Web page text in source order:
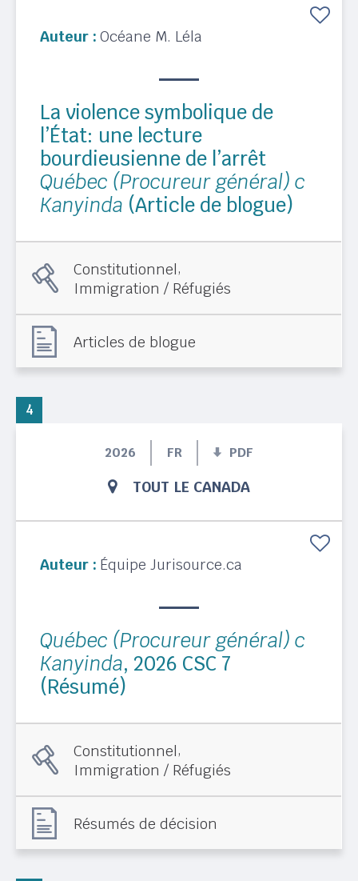
Auteur : Océane M. Léla
La violence symbolique de
l’État: une lecture
bourdieusienne de l’arrêt
Québec (Procureur général) c
Kanyinda (Article de blogue)
Constitutionnel,
Immigration / Réfugiés
Articles de blogue
2026 FR PDF
TOUT LE CANADA
Auteur : Équipe Jurisource.ca
Québec (Procureur général) c
Kanyinda, 2026 CSC 7
(Résumé)
Constitutionnel,
Immigration / Réfugiés
Résumés de décision
4